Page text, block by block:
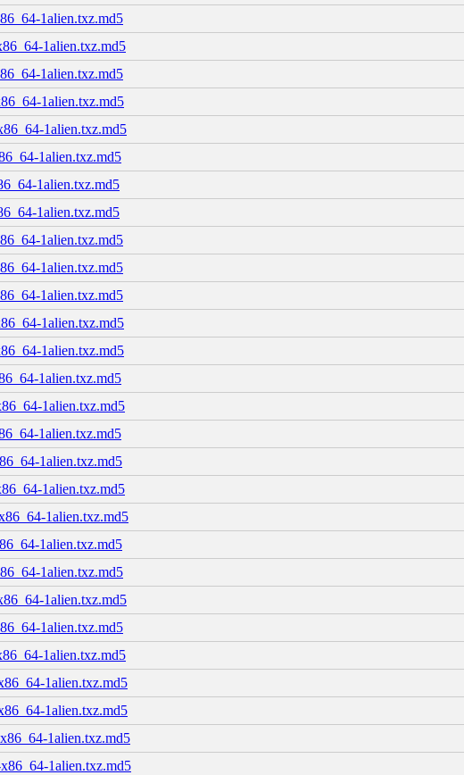
1alien.txz.md5
1alien.txz.md5
1alien.txz.md5
1alien.txz.md5
1alien.txz.md5
1alien.txz.md5
1alien.txz.md5
1alien.txz.md5
1alien.txz.md5
1alien.txz.md5
1alien.txz.md5
1alien.txz.md5
1alien.txz.md5
1alien.txz.md5
1alien.txz.md5
1alien.txz.md5
1alien.txz.md5
1alien.txz.md5
1alien.txz.md5
1alien.txz.md5
1alien.txz.md5
1alien.txz.md5
1alien.txz.md5
1alien.txz.md5
1alien.txz.md5
1alien.txz.md5
1alien.txz.md5
1alien.txz.md5